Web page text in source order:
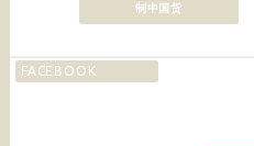
制中国货
FACEBOOK